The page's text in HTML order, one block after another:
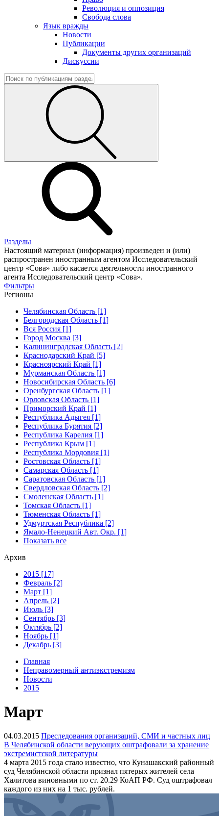
Революция и оппозиция
Свобода слова
Язык вражды
Новости
Публикации
Документы других организаций
Дискуссии
Разделы
Настоящий материал (информация) произведен и (или)
распространен иностранным агентом Исследовательский
центр «Сова» либо касается деятельности иностранного
агента Исследовательский центр «Сова».
Фильтры
Регионы
Челябинская Область [1]
Белгородская Область [1]
Вся Россия [1]
Город Москва [3]
Калининградская Область [2]
Краснодарский Край [5]
Красноярский Край [1]
Мурманская Область [1]
Новосибирская Область [6]
Оренбургская Область [1]
Орловская Область [1]
Приморский Край [1]
Республика Адыгея [1]
Республика Бурятия [2]
Республика Карелия [1]
Республика Крым [1]
Республика Мордовия [1]
Ростовская Область [1]
Самарская Область [1]
Саратовская Область [1]
Свердловская Область [2]
Смоленская Область [1]
Томская Область [1]
Тюменская Область [1]
Удмуртская Республика [2]
Ямало-Ненецкий Авт. Окр. [1]
Показать все
Архив
2015 [17]
Февраль [2]
Март [1]
Апрель [2]
Июль [3]
Сентябрь [3]
Октябрь [2]
Ноябрь [1]
Декабрь [3]
Главная
Неправомерный антиэкстремизм
Новости
2015
Март
04.03.2015 Преследования организаций, СМИ и частных лиц
В Челябинской области верующих оштрафовали за хранение
экстремистской литературы
4 марта 2015 года стало известно, что Кунашакский районный
суд Челябинской области признал пятерых жителей села
Халитова виновными по ст. 20.29 КоАП РФ. Суд оштрафовал
каждого из них на 1 тыс. рублей.